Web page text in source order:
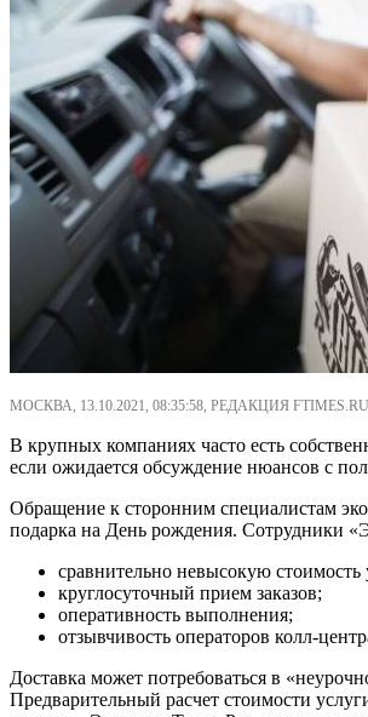
МОСКВА, 13.10.2021, 08:35:58, РЕДАКЦИЯ
В крупных компаниях часто есть
если ожидается обсуждение нюансов с
Обращение к сторонним специалистам
подарка на День рождения. Сотрудники
сравнительно невысокую
круглосуточный прием заказов;
оперативность выполнения;
отзывчивость операторов колл-
Доставка может потребоваться в
Предварительный расчет стоимости